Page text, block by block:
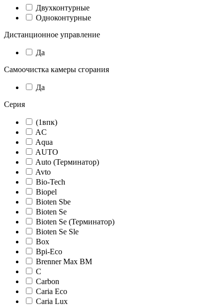
Двухконтурные
Одноконтурные
Дистанционное управление
Да
Самоочистка камеры сгорания
Да
Серия
(1впк)
AC
Aqua
AUTO
Auto (Терминатор)
Avto
Bio-Tech
Biopel
Bioten Sbe
Bioten Se
Bioten Se (Терминатор)
Bioten Se Sle
Box
Bpi-Eco
Brenner Max BM
C
Carbon
Caria Eco
Caria Lux